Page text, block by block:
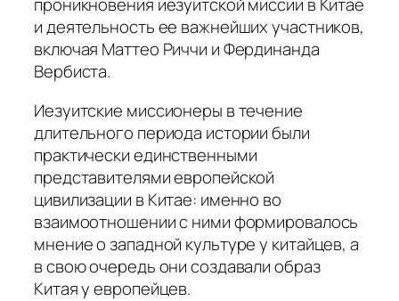
и деятельность ее важнейших участников,
включая Маттео Риччи и Фердинанда
Вербиста.
Иезуитские миссионеры в течение
длительного периода истории были
практически единственными
представителями европейской
цивилизации в Китае: именно во
взаимоотношении с ними формировалось
мнение о западной культуре у китайцев, а
в свою очередь они создавали образ
Китая у европейцев.